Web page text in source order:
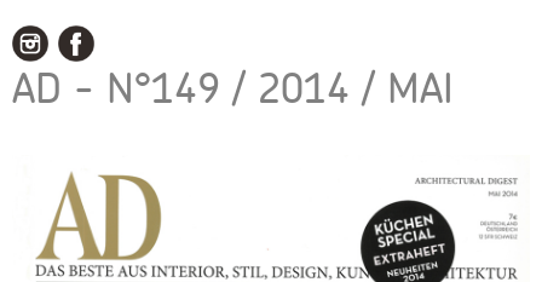
AD - N°149 / 2014 / MAI